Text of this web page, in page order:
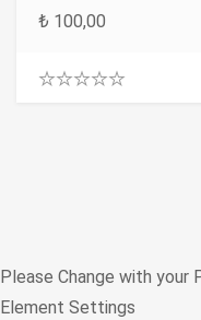
₺ 100,00
Please Change with your
Element Settings